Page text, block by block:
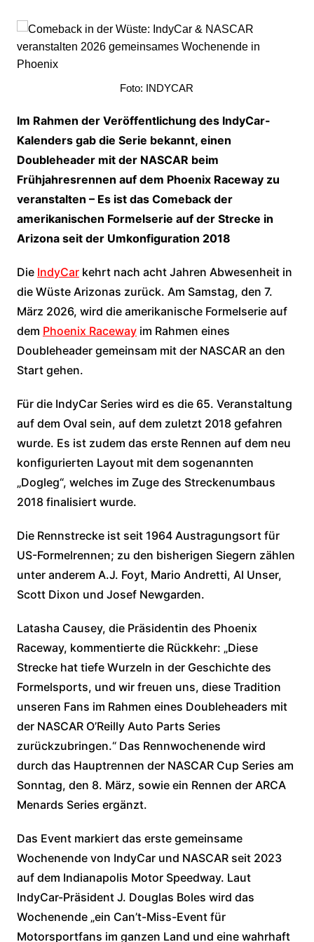
Foto: INDYCAR
Im Rahmen der Veröffentlichung des IndyCar-
Kalenders gab die Serie bekannt, einen
Doubleheader mit der NASCAR beim
Frühjahresrennen auf dem Phoenix Raceway zu
veranstalten – Es ist das Comeback der
amerikanischen Formelserie auf der Strecke in
Arizona seit der Umkonfiguration 2018
Die IndyCarkehrt nach acht Jahren Abwesenheit in
die Wüste Arizonas zurück. Am Samstag, den 7.
März 2026, wird die amerikanische Formelserie auf
dem Phoenix Racewayim Rahmen eines
Doubleheader gemeinsam mit der NASCAR an den
Start gehen.
Für die IndyCar Series wird es die 65. Veranstaltung
auf dem Oval sein, auf dem zuletzt 2018 gefahren
wurde. Es ist zudem das erste Rennen auf dem neu
konfigurierten Layout mit dem sogenannten
„Dogleg“, welches im Zuge des Streckenumbaus
2018 finalisiert wurde.
Die Rennstrecke ist seit 1964 Austragungsort für
US-Formelrennen; zu den bisherigen Siegern zählen
unter anderem A.J. Foyt, Mario Andretti, Al Unser,
Scott Dixon und Josef Newgarden.
Latasha Causey, die Präsidentin des Phoenix
Raceway, kommentierte die Rückkehr: „Diese
Strecke hat tiefe Wurzeln in der Geschichte des
Formelsports, und wir freuen uns, diese Tradition
unseren Fans im Rahmen eines Doubleheaders mit
der NASCAR O’Reilly Auto Parts Series
zurückzubringen.“ Das Rennwochenende wird
durch das Hauptrennen der NASCAR Cup Series am
Sonntag, den 8. März, sowie ein Rennen der ARCA
Menards Series ergänzt.
Das Event markiert das erste gemeinsame
Wochenende von IndyCar und NASCAR seit 2023
auf dem Indianapolis Motor Speedway. Laut
IndyCar-Präsident J. Douglas Boles wird das
Wochenende „ein Can’t-Miss-Event für
Motorsportfans im ganzen Land und eine wahrhaft